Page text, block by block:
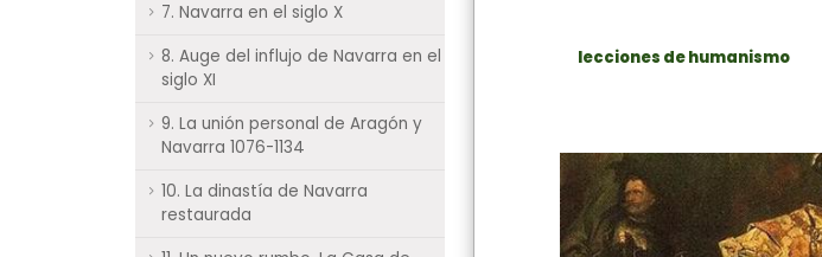
7. Navarra en el siglo X
8. Auge del influjo de Navarra en el
siglo XI
9. La unión personal de Aragón y
Navarra 1076-1134
10. La dinastía de Navarra
restaurada
lecciones de humanismo